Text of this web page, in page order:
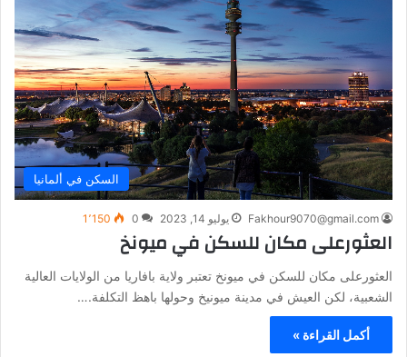
السكن في ألمانيا
Fakhour9070@gmail.com يوليو 14, 2023 0 1٬150
العثورعلى مكان للسكن في ميونخ
العثورعلى مكان للسكن في ميونخ تعتبر ولاية بافاريا من الولايات العالية
الشعبية، لكن العيش في مدينة ميونيخ وحولها باهظ التكلفة.…
أكمل القراءة »